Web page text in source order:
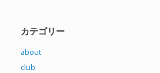
カテゴリー
about
club